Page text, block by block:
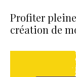
Profiter
création de